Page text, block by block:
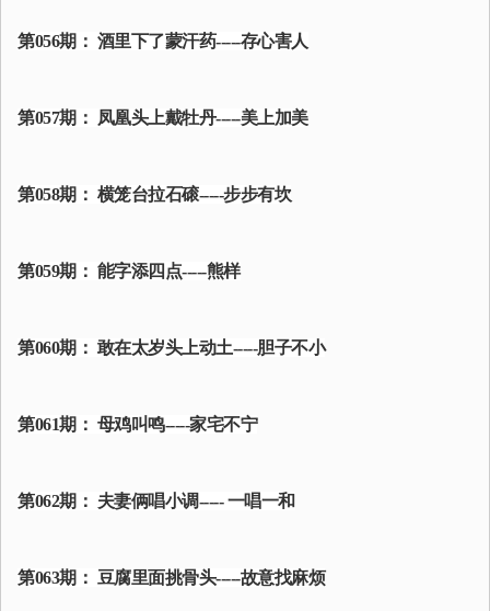
第056期： 酒里下了蒙汗药-----存心害人
第057期： 凤凰头上戴牡丹-----美上加美
第058期： 横笼台拉石磙-----步步有坎
第059期： 能字添四点-----熊样
第060期： 敢在太岁头上动土-----胆子不小
第061期： 母鸡叫鸣-----家宅不宁
第062期： 夫妻俩唱小调----- 一唱一和
第063期： 豆腐里面挑骨头-----故意找麻烦